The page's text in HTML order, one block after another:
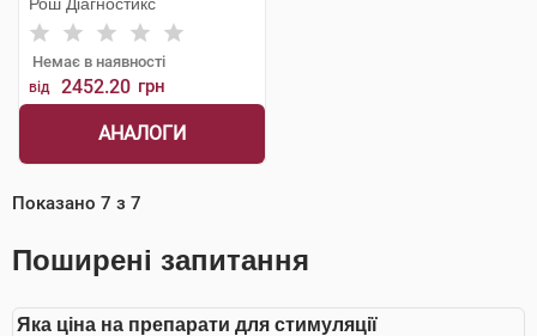
Немає в наявності
від 2452.20 грн
АНАЛОГИ
Показано 7 з 7
Поширені запитання
Яка ціна на препарати для стимуляції